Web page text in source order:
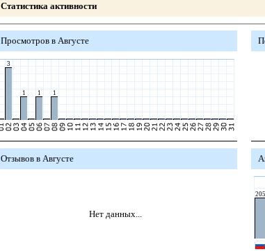
Статистика активности
Просмотров в Августе
3
1 1 1
Отзывов в Августе
Нет данных...
205